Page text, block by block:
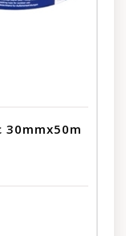
30mmx50m